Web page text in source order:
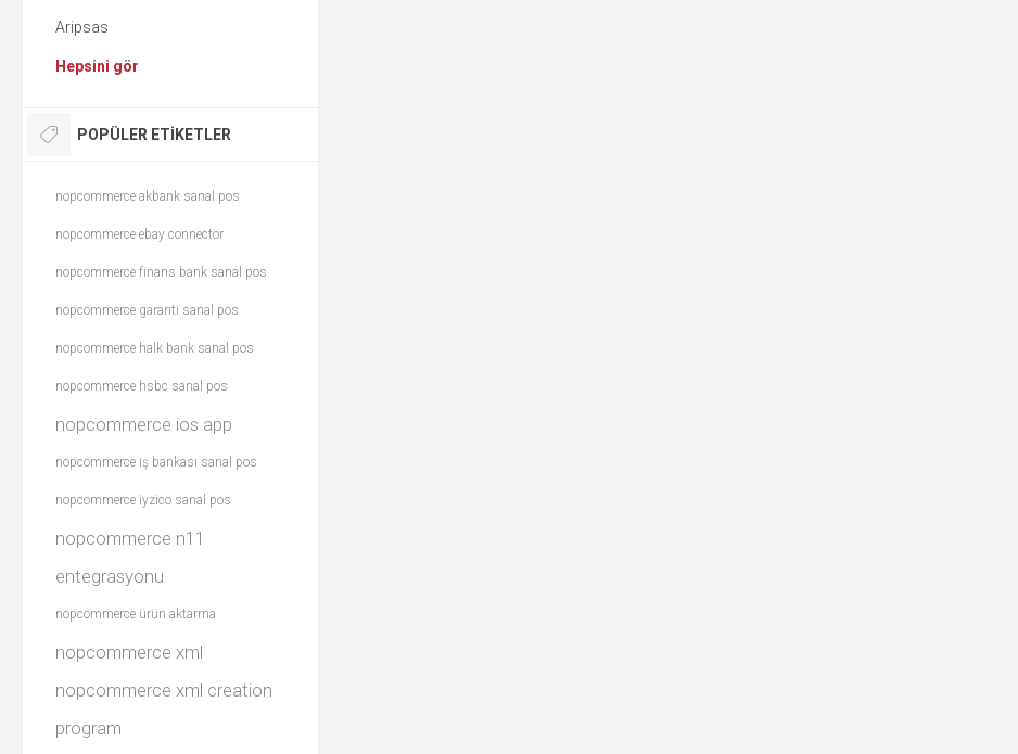
Aripsas
Hepsini gör
POPÜLER ETIKETLER
nopcommerce akbank sanal pos
nopcommerce ebay connector
nopcommerce finans bank sanal pos
nopcommerce garanti sanal pos
nopcommerce halk bank sanal pos
nopcommerce hsbc sanal pos
nopcommerce ios app
nopcommerce iş bankası sanal pos
nopcommerce iyzico sanal pos
nopcommerce n11
entegrasyonu
nopcommerce ürün aktarma
nopcommerce xml
nopcommerce xml creation
program